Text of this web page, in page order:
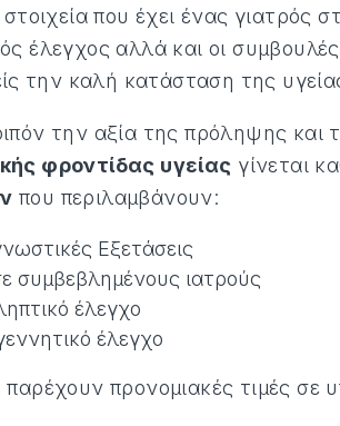
που έχει ένας
έλεγχος αλλά και οι
την καλή κατάσταση της
την αξία της πρόληψης και
φροντίδας υγείας γίνεται
που περιλαμβάνουν:
Εξετάσεις
συμβεβλημένους ιατρούς
έλεγχο
έλεγχο
προνομιακές τιμές σε